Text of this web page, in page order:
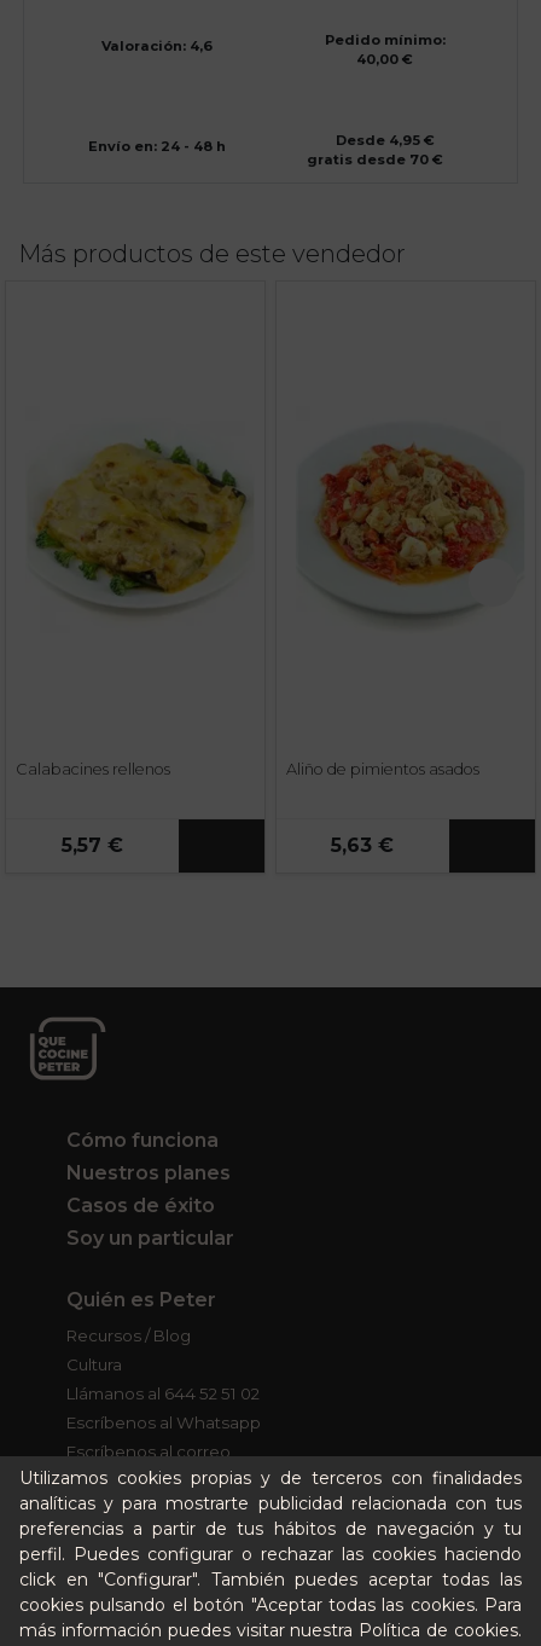
Valoración: 4,6
Pedido mínimo:
40,00 €
Envío en: 24 - 48 h
Desde 4,95 €
gratis desde 70 €
Más productos de este vendedor
Calabacines rellenos
5,57 €
Aliño de pimientos asados
5,63 €
Utilizamos cookies propias y de terceros con finalidades
analíticas y para mostrarte publicidad relacionada con tus
preferencias a partir de tus hábitos de navegación y tu
perfil. Puedes configurar o rechazar las cookies haciendo
click en "Configurar". También puedes aceptar todas las
cookies pulsando el botón "Aceptar todas las cookies. Para
más información puedes visitar nuestra Política de cookies.
Cómo funciona
Nuestros planes
Casos de éxito
Soy un particular
Quién es Peter
Recursos / Blog
Cultura
Llámanos al 644 52 51 02
Escríbenos al Whatsapp
Escríbenos al correo
De lunes a viernes de 8:30 a 14:00
Quiero ser partner de Peter